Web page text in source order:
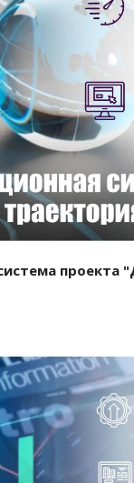
проект
проекта